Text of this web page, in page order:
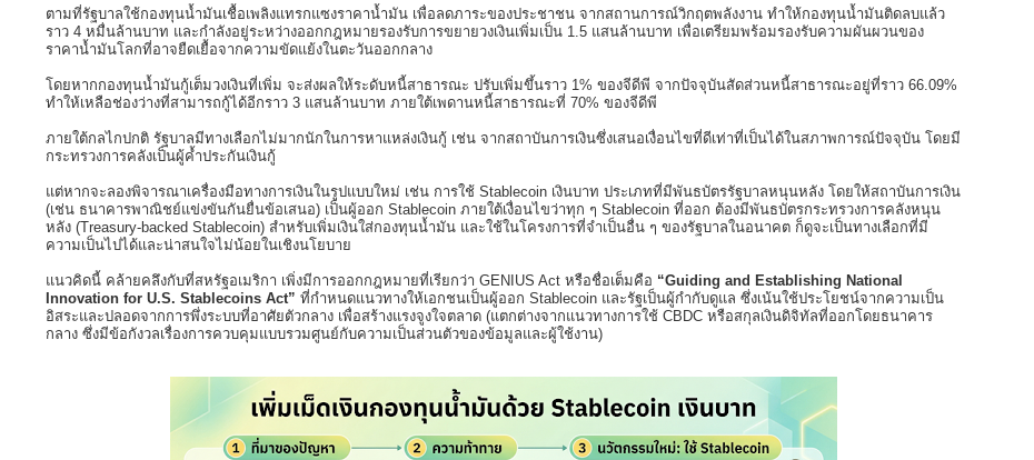
ตามที่รัฐบาลใช้กองทุนน้ำมันเชื้อเพลิงแทรกแซงราคาน้ำมัน เพื่อลดภาระของประชาชน จากสถานการณ์วิกฤตพลังงาน ทำให้กองทุนน้ำมันติดลบแล้ว
ราว 4 หมื่นล้านบาท และกำลังอยู่ระหว่างออกกฎหมายรองรับการขยายวงเงินเพิ่มเป็น 1.5 แสนล้านบาท เพื่อเตรียมพร้อมรองรับความผันผวนของ
ราคาน้ำมันโลกที่อาจยืดเยื้อจากความขัดแย้งในตะวันออกกลาง
โดยหากกองทุนน้ำมันกู้เต็มวงเงินที่เพิ่ม จะส่งผลให้ระดับหนี้สาธารณะ ปรับเพิ่มขึ้นราว 1% ของจีดีพี จากปัจจุบันสัดส่วนหนี้สาธารณะอยู่ที่ราว 66.09%
ทำให้เหลือช่องว่างที่สามารถกู้ได้อีกราว 3 แสนล้านบาท ภายใต้เพดานหนี้สาธารณะที่ 70% ของจีดีพี
ภายใต้กลไกปกติ รัฐบาลมีทางเลือกไม่มากนักในการหาแหล่งเงินกู้ เช่น จากสถาบันการเงินซึ่งเสนอเงื่อนไขที่ดีเท่าที่เป็นได้ในสภาพการณ์ปัจจุบัน โดยมี
กระทรวงการคลังเป็นผู้ค้ำประกันเงินกู้
แต่หากจะลองพิจารณาเครื่องมือทางการเงินในรูปแบบใหม่ เช่น การใช้ Stablecoin เงินบาท ประเภทที่มีพันธบัตรรัฐบาลหนุนหลัง โดยให้สถาบันการเงิน
(เช่น ธนาคารพาณิชย์แข่งขันกันยื่นข้อเสนอ) เป็นผู้ออก Stablecoin ภายใต้เงื่อนไขว่าทุก ๆ Stablecoin ที่ออก ต้องมีพันธบัตรกระทรวงการคลังหนุน
หลัง (Treasury-backed Stablecoin) สำหรับเพิ่มเงินใส่กองทุนน้ำมัน และใช้ในโครงการที่จำเป็นอื่น ๆ ของรัฐบาลในอนาคต ก็ดูจะเป็นทางเลือกที่มี
ความเป็นไปได้และน่าสนใจไม่น้อยในเชิงนโยบาย
แนวคิดนี้ คล้ายคลึงกับที่สหรัฐอเมริกา เพิ่งมีการออกกฎหมายที่เรียกว่า GENIUS Act หรือชื่อเต็มคือ “Guiding and Establishing National
Innovation for U.S. Stablecoins Act” ที่กำหนดแนวทางให้เอกชนเป็นผู้ออก Stablecoin และรัฐเป็นผู้กำกับดูแล ซึ่งเน้นใช้ประโยชน์จากความเป็น
อิสระและปลอดจากการพึ่งระบบที่อาศัยตัวกลาง เพื่อสร้างแรงจูงใจตลาด (แตกต่างจากแนวทางการใช้ CBDC หรือสกุลเงินดิจิทัลที่ออกโดยธนาคาร
กลาง ซึ่งมีข้อกังวลเรื่องการควบคุมแบบรวมศูนย์กับความเป็นส่วนตัวของข้อมูลและผู้ใช้งาน)